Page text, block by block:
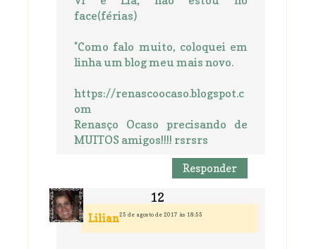
face(férias)
*Como falo muito, coloquei em
linha um blog meu mais novo.
https://renascoocaso.blogspot.c
om
Renasço Ocaso precisando de
MUITOS amigos!!!! rsrsrs
Responder
Lilian25 de agosto de 2017 às 18:55